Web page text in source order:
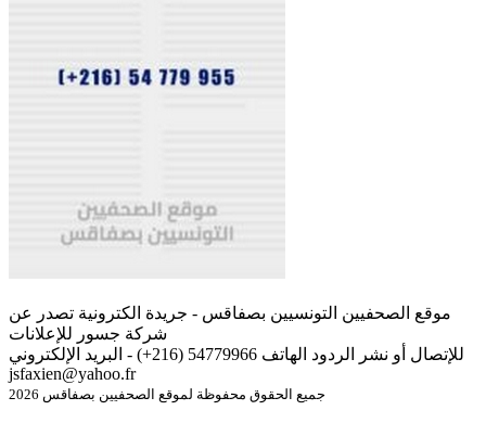
موقع الصحفيين التونسيين بصفاقس - جريدة الكترونية تصدر عن
شركة جسور للإعلانات
للإتصال أو نشر الردود الهاتف 54779966 (216+) - البريد الإلكتروني
jsfaxien@yahoo.fr
جميع الحقوق محفوظة لموقع الصحفيين بصفاقس 2026